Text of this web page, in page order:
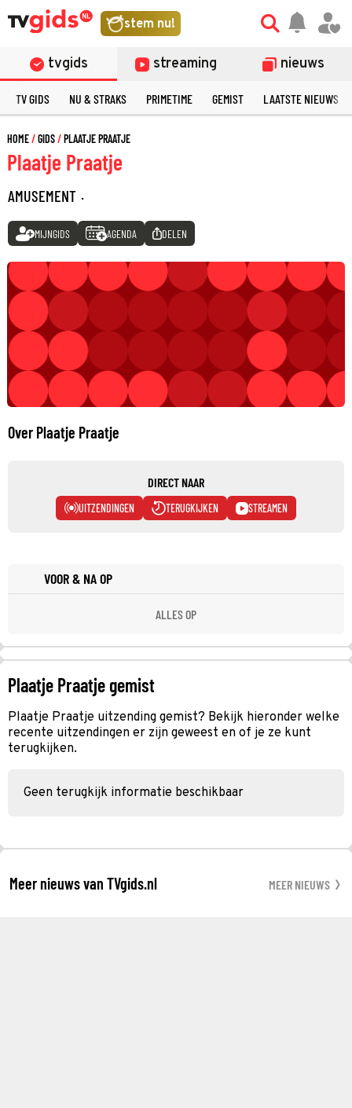
stem nu!
tvgids streaming nieuws
TV GIDS NU & STRAKS PRIMETIME GEMIST LAATSTE NIEUWS
HOME GIDS PLAATJE PRAATJE
Plaatje Praatje
AMUSEMENT ·
MIJNGIDS AGENDA DELEN
Over Plaatje Praatje
DIRECT NAAR
UITZENDINGEN TERUGKIJKEN STREAMEN
VOOR & NA OP
ALLES OP
Plaatje Praatje gemist
Plaatje Praatje uitzending gemist? Bekijk hieronder welke
recente uitzendingen er zijn geweest en of je ze kunt
terugkijken.
Geen terugkijk informatie beschikbaar
Meer nieuws van TVgids.nl MEER NIEUWS